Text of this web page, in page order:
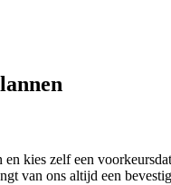
en kies zelf een
van ons altijd een